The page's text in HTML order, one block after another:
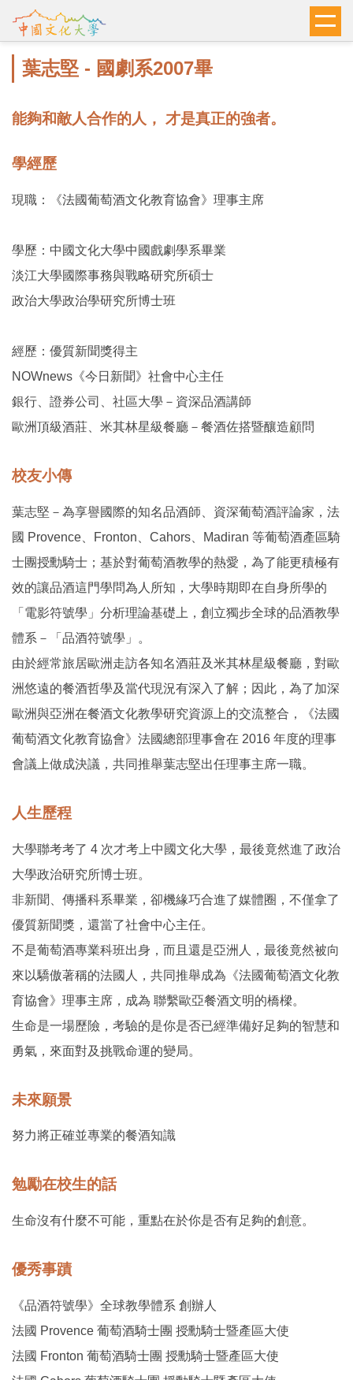
到
區
葉志堅 - 國劇系2007畢
能夠和敵人合作的人， 才是真正的強者。
學經歷
現職：《法國葡萄酒文化教育協會》理事主席
學歷：中國文化大學中國戲劇學系畢業
淡江大學國際事務與戰略研究所碩士
政治大學政治學研究所博士班
經歷：優質新聞獎得主
NOWnews《今日新聞》社會中心主任
銀行、證券公司、社區大學－資深品酒講師
歐洲頂級酒莊、米其林星級餐廳－餐酒佐搭暨釀造顧問
校友小傳
葉志堅－為享譽國際的知名品酒師、資深葡萄酒評論家，法
國 Provence、Fronton、Cahors、Madiran 等葡萄酒產區騎
士團授勳騎士；基於對葡萄酒教學的熱愛，為了能更積極有
效的讓品酒這門學問為人所知，大學時期即在自身所學的
「電影符號學」分析理論基礎上，創立獨步全球的品酒教學
體系－「品酒符號學」。
由於經常旅居歐洲走訪各知名酒莊及米其林星級餐廳，對歐
洲悠遠的餐酒哲學及當代現況有深入了解；因此，為了加深
歐洲與亞洲在餐酒文化教學研究資源上的交流整合，《法國
葡萄酒文化教育協會》法國總部理事會在 2016 年度的理事
會議上做成決議，共同推舉葉志堅出任理事主席一職。
人生歷程
大學聯考考了 4 次才考上中國文化大學，最後竟然進了政治
大學政治研究所博士班。
非新聞、傳播科系畢業，卻機緣巧合進了媒體圈，不僅拿了
優質新聞獎，還當了社會中心主任。
不是葡萄酒專業科班出身，而且還是亞洲人，最後竟然被向
來以驕傲著稱的法國人，共同推舉成為《法國葡萄酒文化教
育協會》理事主席，成為 聯繫歐亞餐酒文明的橋樑。
生命是一場歷險，考驗的是你是否已經準備好足夠的智慧和
勇氣，來面對及挑戰命運的變局。
未來願景
努力將正確並專業的餐酒知識
勉勵在校生的話
生命沒有什麼不可能，重點在於你是否有足夠的創意。
優秀事蹟
《品酒符號學》全球教學體系 創辦人
法國 Provence 葡萄酒騎士團 授勳騎士暨產區大使
法國 Fronton 葡萄酒騎士團 授勳騎士暨產區大使